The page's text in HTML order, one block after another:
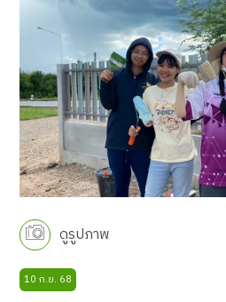
ดูรูปภาพ
10 ก.ย. 68